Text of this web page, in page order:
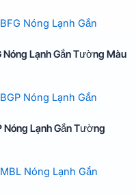
Nóng Lạnh Gắn Tường Màu
Nóng Lạnh Gắn Tường